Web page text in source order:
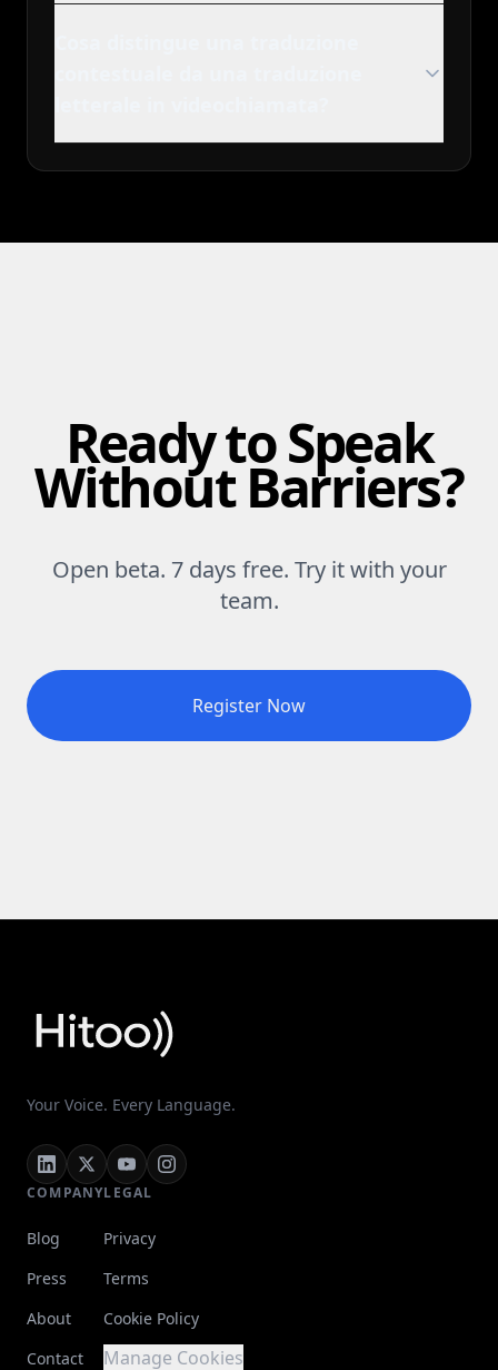
Ready to Speak
Without Barriers?
Open beta. 7 days free. Try it with your
team.
Register Now
Your Voice. Every Language.
COMPANY
Blog
Press
About
Contact
LEGAL
Privacy
Terms
Cookie Policy
Manage Cookies